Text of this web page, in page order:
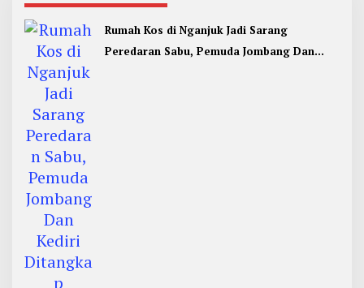
Rumah Kos di Nganjuk Jadi Sarang
Peredaran Sabu, Pemuda Jombang Dan